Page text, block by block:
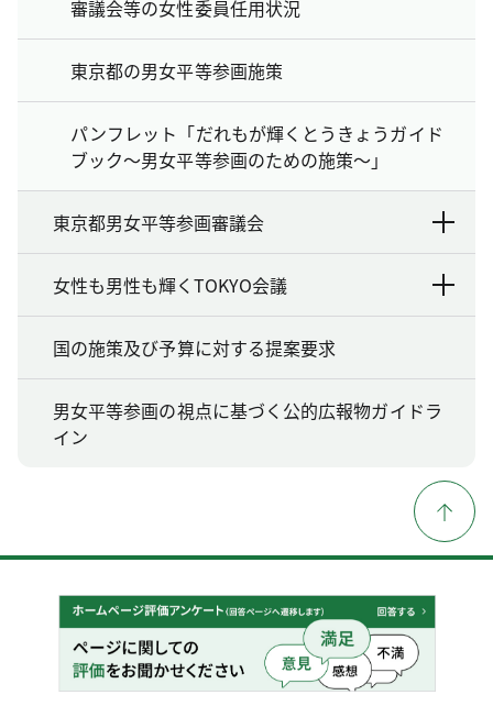
審議会等の女性委員任用状況
東京都の男女平等参画施策
パンフレット「だれもが輝くとうきょうガイド
ブック～男女平等参画のための施策～」
東京都男女平等参画審議会
女性も男性も輝くTOKYO会議
国の施策及び予算に対する提案要求
男女平等参画の視点に基づく公的広報物ガイドラ
イン